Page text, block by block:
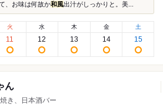
、お味は何故か和風出汁がしっかりと。美...
火
11
水
12
木
13
金
14
土
15
ん
き、日本酒バー